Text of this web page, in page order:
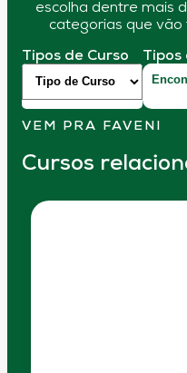
escolha dentre mais
categorias que
Tipos de Curso Tipos
VEM PRA FAVENI
Cursos